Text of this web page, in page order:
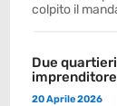
colpito il
Due
20 Aprile 2026